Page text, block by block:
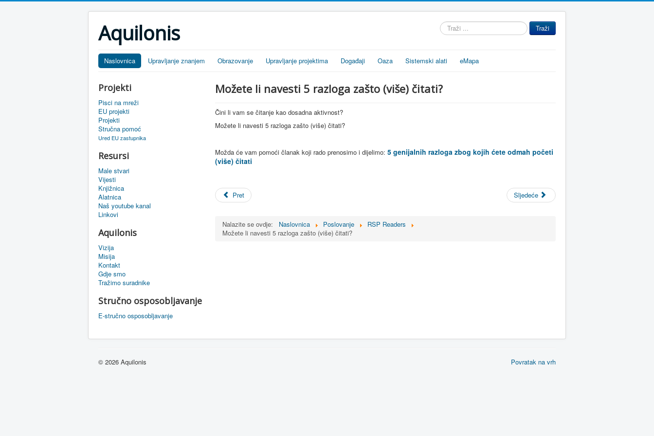
Aquilonis
Traži
...
Traži
Naslovnica Upravljanje znanjem Obrazovanje Upravljanje projektima Događaji Oaza Sistemski alati eMapa
Projekti
Pisci na mreži
EU projekti
Projekti
Stručna pomoć
Ured EU zastupnika
Resursi
Male stvari
Vijesti
Knjižnica
Alatnica
Naš youtube kanal
Linkovi
Aquilonis
Vizija
Misija
Kontakt
Gdje smo
Tražimo suradnike
Stručno osposobljavanje
E-stručno osposobljavanje
Možete li navesti 5 razloga zašto (više) čitati?
Čini li vam se čitanje kao dosadna aktivnost?
Možete li navesti 5 razloga zašto (više) čitati?
Možda će vam pomoći članak koji rado prenosimo i dijelimo: 5 genijalnih razloga zbog kojih ćete odmah početi
(više) čitati
Pret Sljedeće
Nalazite se ovdje: Naslovnica Poslovanje
RSP Readers
Možete li navesti 5 razloga zašto (više) čitati?
Povratak na vrh
© 2026 Aquilonis